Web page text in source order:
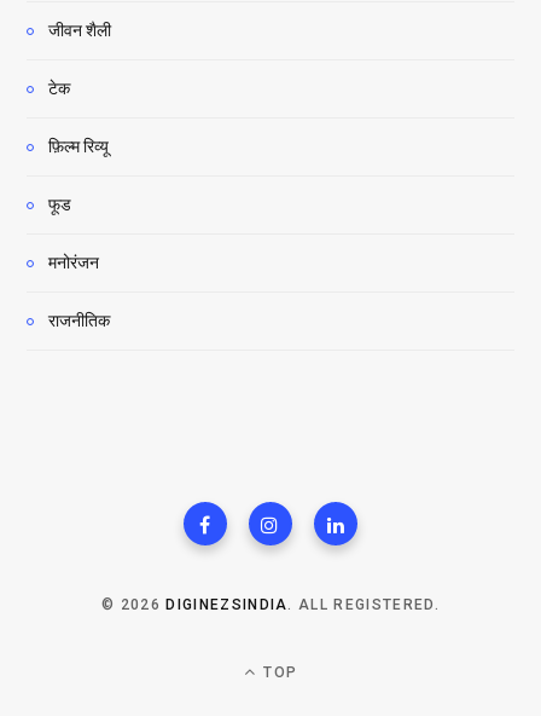
जीवन शैली
टेक
फ़िल्म रिव्यू
फूड
मनोरंजन
राजनीतिक
© 2026 DIGINEZSINDIA. ALL REGISTERED.
TOP